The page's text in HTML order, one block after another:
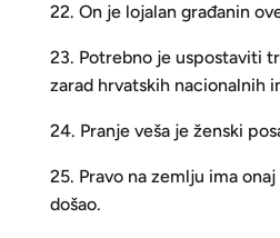
22. On je lojalan građanin
23. Potrebno je uspostaviti
zarad hrvatskih nacionalnih
24. Pranje veša je ženski
25. Pravo na zemlju ima
došao.